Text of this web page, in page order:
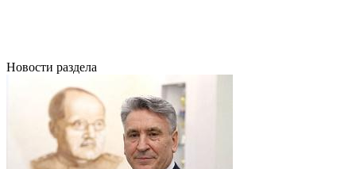
Новости раздела